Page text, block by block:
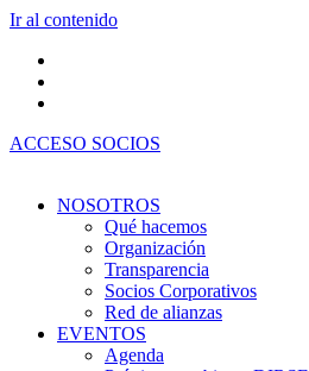
Ir al contenido
ACCESO SOCIOS
NOSOTROS
Qué hacemos
Organización
Transparencia
Socios Corporativos
Red de alianzas
EVENTOS
Agenda